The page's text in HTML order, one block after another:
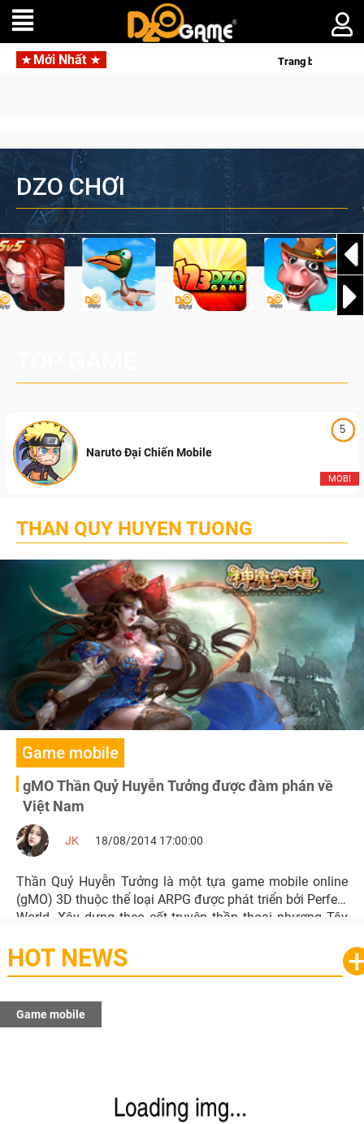
Mới Nhất Trang bị của game thủ
DZO CHƠI
5
MOBI
Naruto Đại Chiến Mobile
THAN QUY HUYEN TUONG
Game mobile
gMO Thần Quỷ Huyễn Tưởng được đàm phán về
Việt Nam
JK 18/08/2014 17:00:00
Thần Quỷ Huyễn Tưởng là một tựa game mobile online
(gMO) 3D thuộc thể loại ARPG được phát triển bởi Perfect
World. Xây dựng theo cốt truyện thần thoại phương Tây
mang lại những khung hình chất lượng cao hoa mỹ đến
kinh ngạc.
HOT NEWS
Game mobile